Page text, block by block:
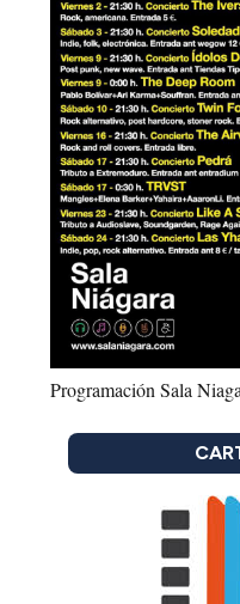
Programación Sala